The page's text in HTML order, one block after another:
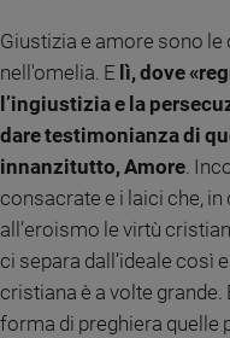
Pubblicità
Registrati
Redazione
Social
Giustizia e amore sono
nell'omelia. E lì, dove
l’ingiustizia e la
dare testimonianza di
innanzitutto, Amore.
consacrate e i laici che,
all’eroismo le virtù
ci separa dall’ideale così
cristiana è a volte
forma di preghiera quelle